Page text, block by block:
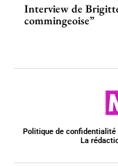
Interview de
commingeoise”
Politique de confidentialité
La